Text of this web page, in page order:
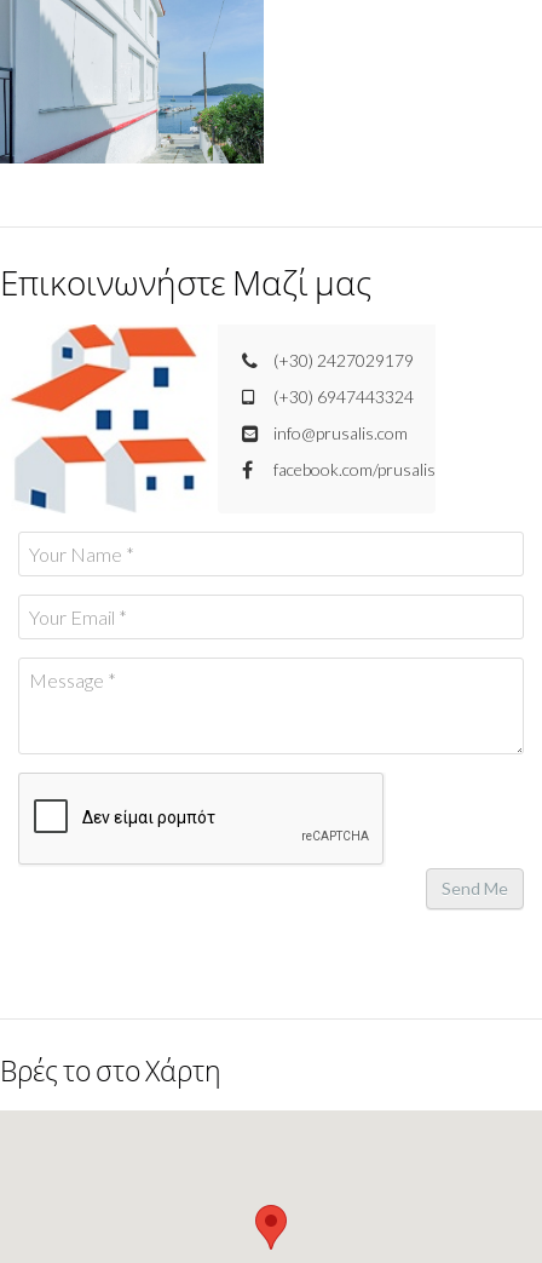
Επικοινωνήστε Μαζί μας
(+30) 2427029179
(+30) 6947443324
info@prusalis.com
facebook.com/prusalis
Send Me
Βρές το στο Χάρτη